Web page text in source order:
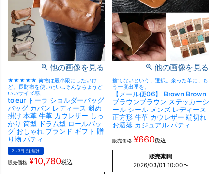
他の画像を見る
★★★★★ 荷物は最小限にしたいけ
ど、長財布を使いたい…そんなちょうど
いいサイズ感。
toleur トーラ ショルダーバッグ
バッグ カバン レディース 斜め
掛け 本革 牛革 カウレザー しっ
かり 筒型 ドラム型 ロールバッ
グ おしゃれ ブランド ギフト 贈
り物 パティ
2～3日でお届け
販売価格 ¥10,780税込
他の画像を見る
捨てないという、選択。余った革に、も
う一度出番を。
【メール便06】 Brown Brown
ブラウンブラウン ステッカーシ
ール シール メンズ レディース
正方形 牛革 カウレザー 端切れ
お洒落 カジュアル パティ
販売価格 ¥660税込
販売期間
2026/03/01 10:00〜